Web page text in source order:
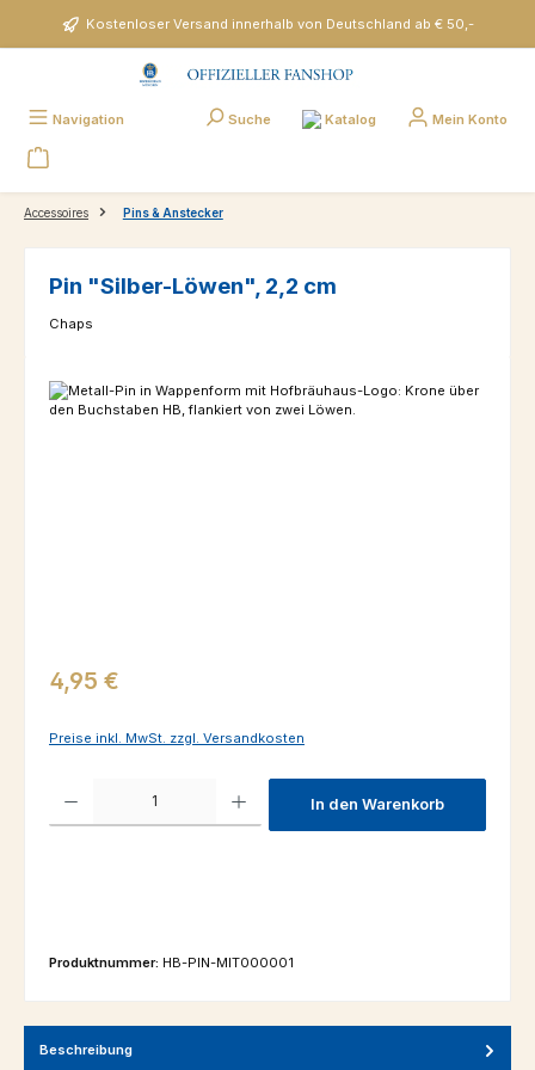
Zum Hauptinhalt springenKostenloser Versand innerhalb von Deutschland ab € 50,-
Navigation Suche Katalog Mein Konto
Accessoires Pins & Anstecker
Pin "Silber-Löwen", 2,2 cm
Chaps
Bildergalerie überspringen
Regulärer Preis:
4,95 €
Preise inkl. MwSt. zzgl. Versandkosten
Produkt Anzahl: Gib den gewünschten Wert ein oder benutze die
In den Warenkorb
Produktnummer: HB-PIN-MIT000001
Beschreibung